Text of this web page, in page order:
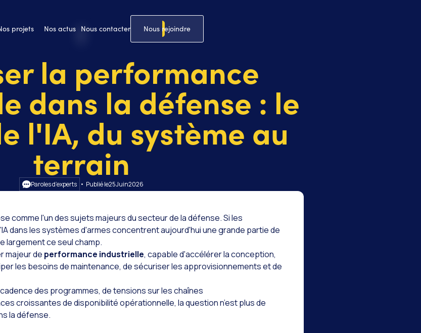
projets Nos actus Nous contacter Nous rejoindre
la performance
dans la défense : le
l'IA, du système au
terrain
Paroles d’experts • Publié le25Juin2026
comme l'un des sujets majeurs du secteur de la défense. Si les
dans les systèmes d'armes concentrent aujourd'hui une grande partie de
largement ce seul champ.
majeur de performance industrielle, capable d'accélérer la conception,
les besoins de maintenance, de sécuriser les approvisionnements et de
des programmes, de tensions sur les chaînes
croissantes de disponibilité opérationnelle, la question n’est plus de
la défense.